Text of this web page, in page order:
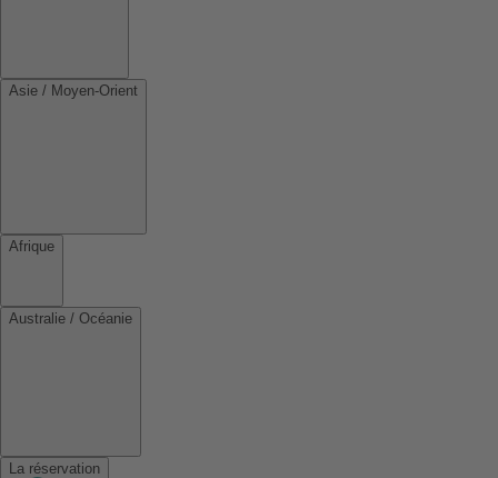
Asie / Moyen-Orient
Afrique
Australie / Océanie
La réservation